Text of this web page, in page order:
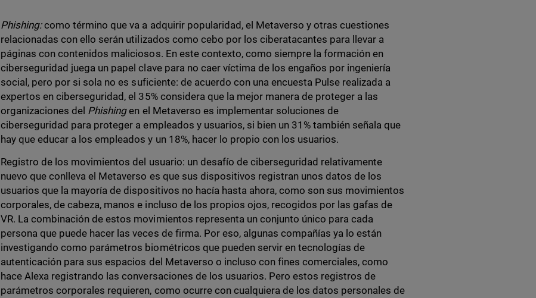
Phishing:como término que va a adquirir popularidad, el Metaverso y otras cuestiones
relacionadas con ello serán utilizados como cebo por los ciberatacantes para llevar a
páginas con contenidos maliciosos. En este contexto, como siempre la formación en
ciberseguridad juega un papel clave para no caer víctima de los engaños por ingeniería
social, pero por si sola no es suficiente: de acuerdo con una encuesta Pulse realizada a
expertos en ciberseguridad, el 35% considera que la mejor manera de proteger a las
organizaciones del Phishingen el Metaverso es implementar soluciones de
ciberseguridad para proteger a empleados y usuarios, si bien un 31% también señala que
hay que educar a los empleados y un 18%, hacer lo propio con los usuarios.
Registro de los movimientos del usuario: un desafío de ciberseguridad relativamente
nuevo que conlleva el Metaverso es que sus dispositivos registran unos datos de los
usuarios que la mayoría de dispositivos no hacía hasta ahora, como son sus movimientos
corporales, de cabeza, manos e incluso de los propios ojos, recogidos por las gafas de
VR. La combinación de estos movimientos representa un conjunto único para cada
persona que puede hacer las veces de firma. Por eso, algunas compañías ya lo están
investigando como parámetros biométricos que pueden servir en tecnologías de
autenticación para sus espacios del Metaverso o incluso con fines comerciales, como
hace Alexa registrando las conversaciones de los usuarios. Pero estos registros de
parámetros corporales requieren, como ocurre con cualquiera de los datos personales de